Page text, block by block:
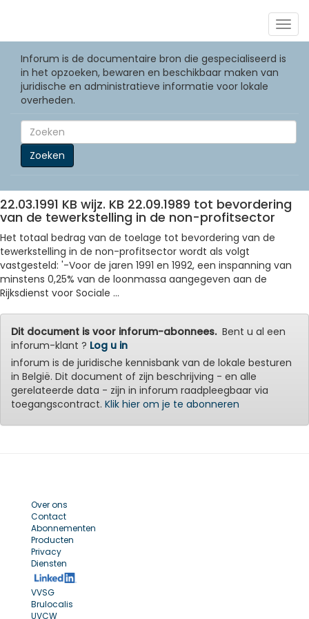
Inforum is de documentaire bron die gespecialiseerd is
in het opzoeken, bewaren en beschikbaar maken van
juridische en administratieve informatie voor lokale
overheden.
Zoeken
22.03.1991 KB wijz. KB 22.09.1989 tot bevordering
van de tewerkstelling in de non-profitsector
Het totaal bedrag van de toelage tot bevordering van de
tewerkstelling in de non-profitsector wordt als volgt
vastgesteld: '-Voor de jaren 1991 en 1992, een inspanning van
minstens 0,25% van de loonmassa aangegeven aan de
Rijksdienst voor Sociale ...
Dit document is voor inforum-abonnees.Bent u al een
inforum-klant ? Log u in
inforum is de juridische kennisbank van de lokale besturen
in België. Dit document of zijn beschrijving - en alle
gerelateerde data - zijn in inforum raadpleegbaar via
toegangscontract. Klik hier om je te abonneren
Over ons
Contact
Abonnementen
Producten
Privacy
Diensten
VVSG
Brulocalis
UVCW